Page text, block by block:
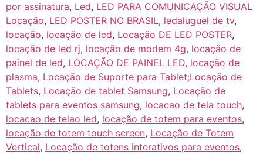
por assinatura, Led, LED PARA COMUNICAÇÃO VISUAL
Locação, LED POSTER NO BRASIL, ledaluguel de tv,
locação, locação de lcd, Locação DE LED POSTER,
locação de led rj, locação de modem 4g, locação de
painel de led, LOCAÇÃO DE PAINEL LED, locação de
plasma, Locação de Suporte para Tablet;Locação de
Tablets, Locação de tablet Samsung, Locação de
tablets para eventos samsung, locacao de tela touch,
locacao de telao led, locação de totem para eventos,
locação de totem touch screen, Locação de Totem
Vertical, Locação de totens interativos para eventos,